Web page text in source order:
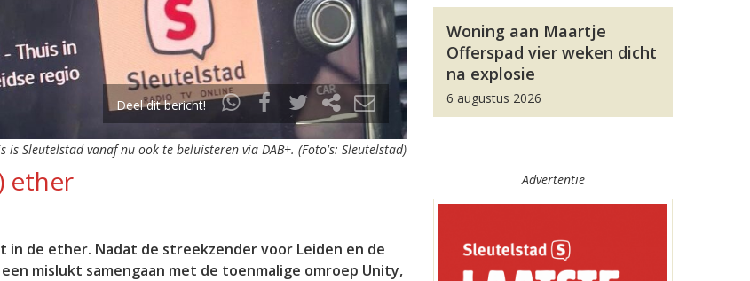
Deel dit bericht!
is Sleutelstad vanaf nu ook te beluisteren via DAB+. (Foto's: Sleutelstad)
ether
in de ether. Nadat de streekzender voor Leiden en de
mislukt samengaan met de toenmalige omroep Unity,
Woning aan Maartje
Offerspad vier weken dicht
na explosie
6 augustus 2026
Advertentie